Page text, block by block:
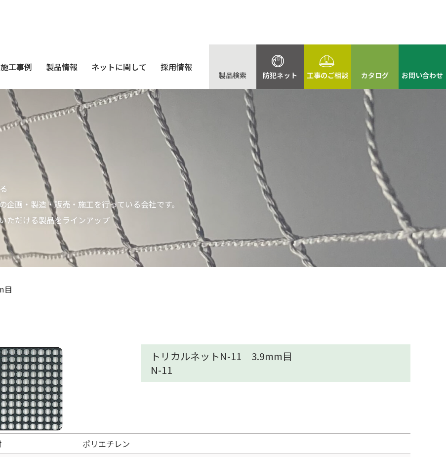
工事例 製品情報 ネットに関して 採用情報
製品検索 防犯ネット 工事のご相談 カタログ お問い合わせ
画・製造・販売・施工を行っている会社です。
ただける製品をラインアップ
目
トリカルネットN-11 3.9mm目
N-11
ポリエチレン